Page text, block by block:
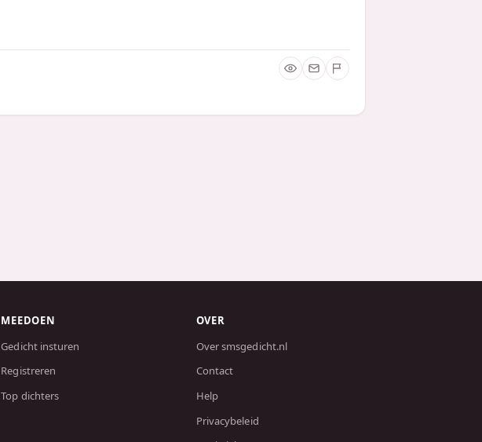
MEEDOEN
Gedicht insturen
Registreren
Top dichters
OVER
Over smsgedicht.nl
Contact
Help
Privacybeleid